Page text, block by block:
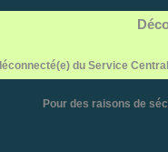
du Service
Pour des raisons de